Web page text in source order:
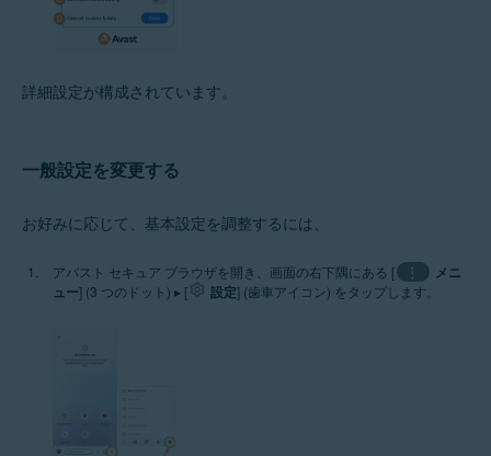
詳細設定が構成されています。
一般設定を変更する
お好みに応じて、基本設定を調整するには、
アバスト セキュア ブラウザを開き、画面の右下隅にある [ ⋮
メニ
ュー] (3 つのドット) ▸ [ 設定] (歯車アイコン) をタップします。